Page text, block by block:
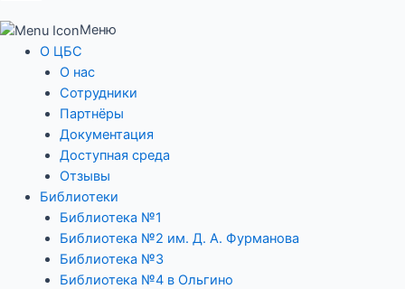
Меню
О ЦБС
О нас
Сотрудники
Партнёры
Документация
Доступная среда
Отзывы
Библиотеки
Библиотека №1
Библиотека №2 им. Д. А. Фурманова
Библиотека №3
Библиотека №4 в Ольгино